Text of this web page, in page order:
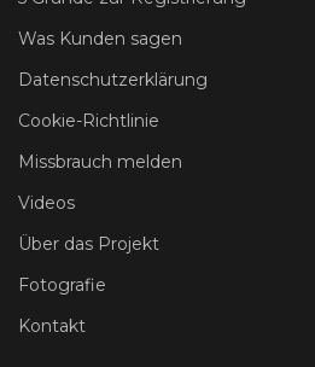
Was Kunden sagen
Datenschutzerklärung
Cookie-Richtlinie
Missbrauch melden
Videos
Über das Projekt
Fotografie
Kontakt